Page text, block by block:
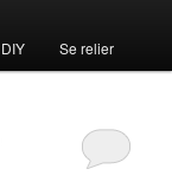
DIY Se relier